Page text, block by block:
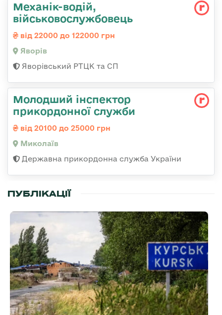
Механік-водій,
військовослужбовець
від 22000 до 122000 грн
Яворів
Яворівський РТЦК та СП
Молодший інспектор
прикордонної служби
від 20100 до 25000 грн
Миколаїв
Державна прикордонна служба України
ПУБЛІКАЦІЇ